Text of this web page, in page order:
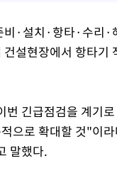
·설치·항타·수리
설현장에서 항타
긴급점검을 계기
으로 확대할 것"이
말했다.